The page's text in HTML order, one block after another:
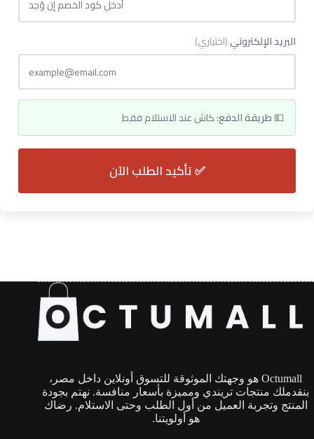
البريد الإلكتروني(اختياري)
💵طريقة الدفع:كاش عند الاستلام فقط
✅ تأكيد الطلب الآن
Octumall هو وجهتك الموثوقة للتسوق أونلاين داخل مصر،
بنقدملك منتجات تريندي ومميزة بأسعار منافسة. نهتم بجودة
المنتج وتجربة العميل من أول الطلب وحتى الاستلام. رضاك
هو أولويتنا.